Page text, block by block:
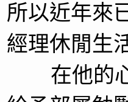
所以近年來
經理休閒生
在他的心